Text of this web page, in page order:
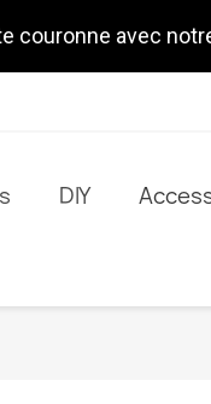
couronne avec
DIY